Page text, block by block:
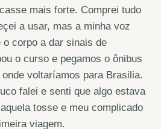
mais forte. Comprei tudo
a usar, mas a minha voz
corpo a dar sinais de
o curso e pegamos o ônibus
voltaríamos para Brasilia.
falei e senti que algo estava
tosse e meu complicado
viagem.